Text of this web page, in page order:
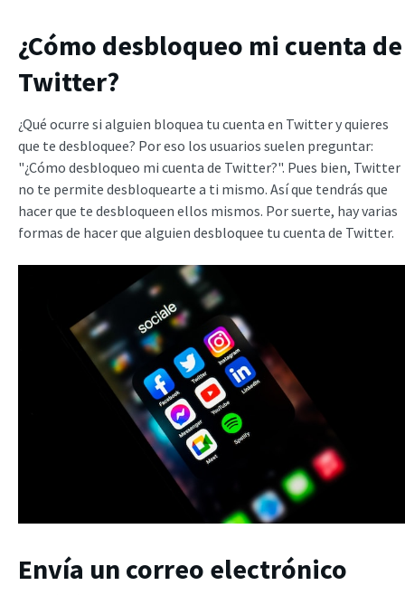
¿Cómo desbloqueo mi cuenta de
Twitter?
¿Qué ocurre si alguien bloquea tu cuenta en Twitter y quieres
que te desbloquee? Por eso los usuarios suelen preguntar:
"¿Cómo desbloqueo mi cuenta de Twitter?". Pues bien, Twitter
no te permite desbloquearte a ti mismo. Así que tendrás que
hacer que te desbloqueen ellos mismos. Por suerte, hay varias
formas de hacer que alguien desbloquee tu cuenta de Twitter.
Envía un correo electrónico